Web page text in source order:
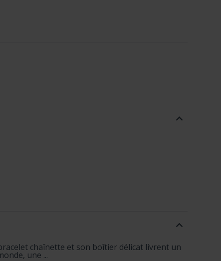
chaînette et son boîtier délicat livrent un
une ...